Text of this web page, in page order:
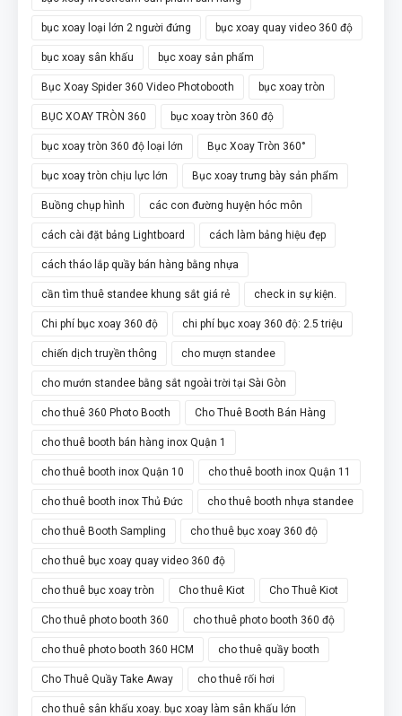
bục xoay loại lớn 2 người đứng bục xoay quay video 360 độ
bục xoay sân khấu bục xoay sản phẩm
Bục Xoay Spider 360 Video Photobooth bục xoay tròn
BỤC XOAY TRÒN 360 bục xoay tròn 360 độ
bục xoay tròn 360 độ loại lớn Bục Xoay Tròn 360°
bục xoay tròn chịu lực lớn Bục xoay trưng bày sản phẩm
Buồng chụp hình các con đường huyện hóc môn
cách cài đặt bảng Lightboard cách làm bảng hiệu đẹp
cách tháo lắp quầy bán hàng bằng nhựa
cần tìm thuê standee khung sắt giá rẻ check in sự kiện.
Chi phí bục xoay 360 độ chi phí bục xoay 360 độ: 2.5 triệu
chiến dịch truyền thông cho mượn standee
cho mướn standee bằng sắt ngoài trời tại Sài Gòn
cho thuê 360 Photo Booth Cho Thuê Booth Bán Hàng
cho thuê booth bán hàng inox Quận 1
cho thuê booth inox Quận 10 cho thuê booth inox Quận 11
cho thuê booth inox Thủ Đức cho thuê booth nhựa standee
cho thuê Booth Sampling cho thuê bục xoay 360 độ
cho thuê bục xoay quay video 360 độ
cho thuê bục xoay tròn Cho thuê Kiot Cho Thuê Kiot
Cho thuê photo booth 360 cho thuê photo booth 360 độ
cho thuê photo booth 360 HCM cho thuê quầy booth
Cho Thuê Quầy Take Away cho thuê rối hơi
cho thuê sân khấu xoay. bục xoay làm sân khấu lớn